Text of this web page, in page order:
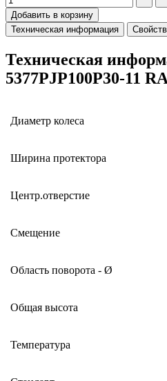
Добавить в корзину
Техническая информация
Техническая
5377PJP100P30-11
Диаметр колеса
Ширина протектора
Центр.отверстие
Смещение
Область поворота - Ø
Общая высота
Температура